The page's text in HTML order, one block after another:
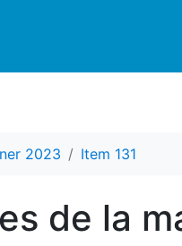
2023 Item 131
de la